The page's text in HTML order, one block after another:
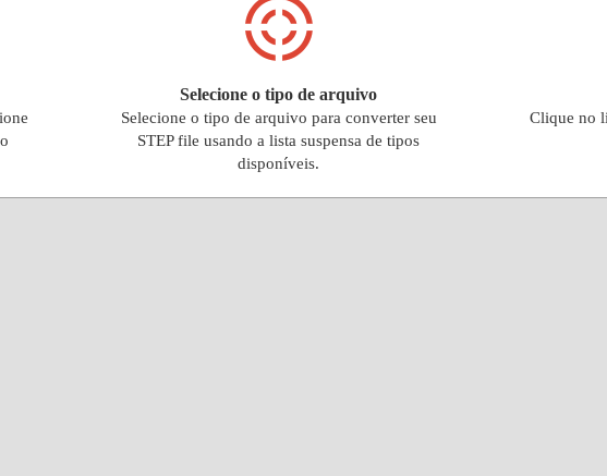
Selecione o tipo de arquivo
Selecione o tipo de arquivo para converter seu
STEP file usando a lista suspensa de tipos
disponíveis.
Clique no